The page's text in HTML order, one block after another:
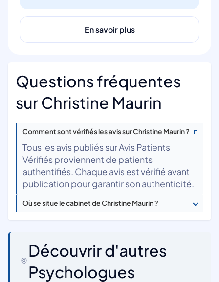
En savoir plus
Questions fréquentes
sur Christine Maurin
Comment sont vérifiés les avis sur Christine Maurin ?
Tous les avis publiés sur Avis Patients
Vérifiés proviennent de patients
authentifiés. Chaque avis est vérifié avant
publication pour garantir son authenticité.
Où se situe le cabinet de Christine Maurin ?
Découvrir d'autres
Psychologues